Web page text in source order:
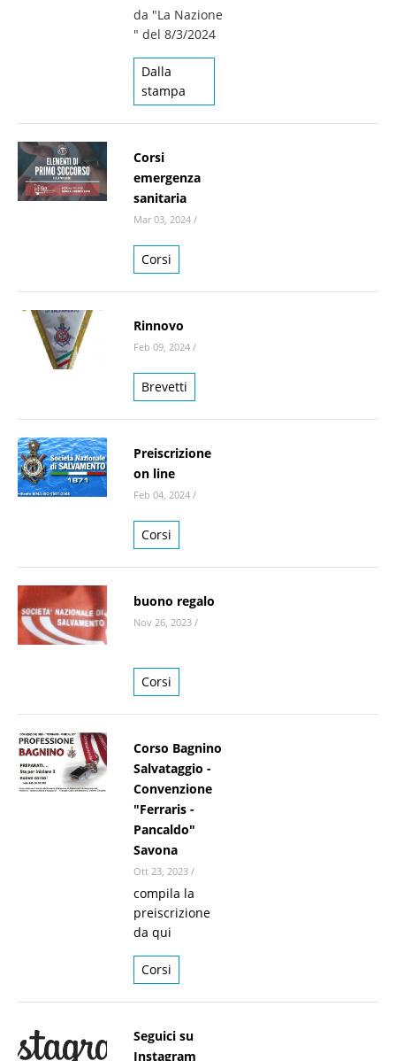
da "La Nazione
" del 8/3/2024
Dalla
stampa
Corsi
emergenza
sanitaria
Mar 03, 2024 /
Corsi
Rinnovo
Feb 09, 2024 /
Brevetti
Preiscrizione
on line
Feb 04, 2024 /
Corsi
buono regalo
Nov 26, 2023 /
Corsi
Corso Bagnino
Salvataggio -
Convenzione
"Ferraris -
Pancaldo"
Savona
Ott 23, 2023 /
compila la
preiscrizione
da qui
Corsi
Seguici su
Instagram